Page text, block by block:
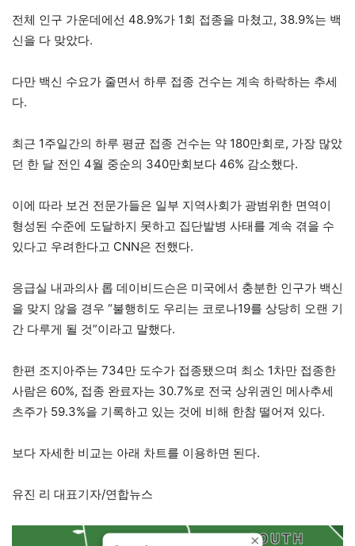
전체 인구 가운데에선 48.9%가 1회 접종을 마쳤고, 38.9%는 백
신을 다 맞았다.
다만 백신 수요가 줄면서 하루 접종 건수는 계속 하락하는 추세
다.
최근 1주일간의 하루 평균 접종 건수는 약 180만회로, 가장 많았
던 한 달 전인 4월 중순의 340만회보다 46% 감소했다.
이에 따라 보건 전문가들은 일부 지역사회가 광범위한 면역이
형성된 수준에 도달하지 못하고 집단발병 사태를 계속 겪을 수
있다고 우려한다고 CNN은 전했다.
응급실 내과의사 롭 데이비드슨은 미국에서 충분한 인구가 백신
을 맞지 않을 경우 “불행히도 우리는 코로나19를 상당히 오랜 기
간 다루게 될 것”이라고 말했다.
한편 조지아주는 734만 도수가 접종됐으며 최소 1차만 접종한
사람은 60%, 접종 완료자는 30.7%로 전국 상위권인 메사추세
츠주가 59.3%을 기록하고 있는 것에 비해 한참 떨어져 있다.
보다 자세한 비교는 아래 차트를 이용하면 된다.
유진 리 대표기자/연합뉴스